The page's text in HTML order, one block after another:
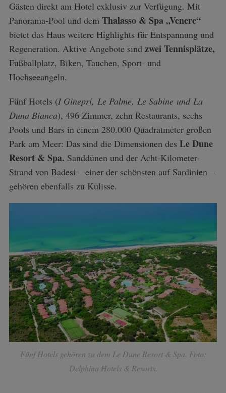
Gästen direkt am Hotel exklusiv zur Verfügung. Mit
Panorama-Pool und dem Thalasso & Spa „Venere“
bietet das Haus weitere Highlights für Entspannung und
Regeneration. Aktive Angebote sind zwei Tennisplätze,
Fußballplatz, Biken, Tauchen, Sport- und
Hochseeangeln.
Fünf Hotels (I Ginepri, Le Palme, Le Sabine und La
Duna Bianca), 496 Zimmer, zehn Restaurants, sechs
Pools und Bars in einem 280.000 Quadratmeter großen
Park am Meer: Das sind die Dimensionen des Le Dune
Resort & Spa. Sanddünen und der Acht-Kilometer-
Strand von Badesi – einer der schönsten auf Sardinien –
gehören ebenfalls zu Kulisse.
Fünf Hotels gehören zu dem Le Dune Resort & Spa. Foto:
Delphina Hotels & Resorts.
S
e
a
r
h
f
o